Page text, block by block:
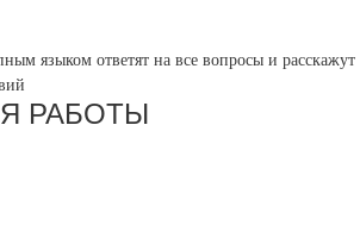
языком ответят на все вопросы и расскажут
РАБОТЫ